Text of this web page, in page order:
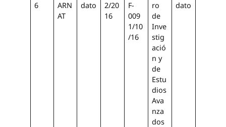
6
ARN
AT
dato
2/20
16
F-
009
1/10
/16
ro
de
Inve
stig
ació
n y
de
Estu
dios
Ava
nza
dos
dato